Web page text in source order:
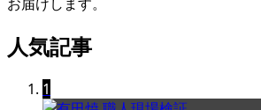
人気記事
1